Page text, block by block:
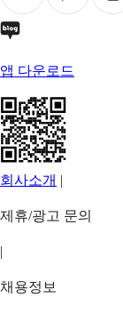
앱 다운로드
회사소개 |
제휴/광고 문의
|
채용정보